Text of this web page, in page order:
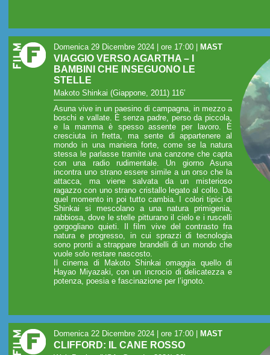
Domenica 29 Dicembre 2024 | ore 17:00 MAST
VIAGGIO VERSO AGARTHA – I
BAMBINI CHE INSEGUONO LE
STELLE
Makoto Shinkai (Giappone, 2011) 116’
Asuna vive in un paesino di campagna, in mezzo a
boschi e vallate. È senza padre, perso da piccola,
e la mamma è spesso assente per lavoro. È
cresciuta in fretta, ma sente di appartenere al
mondo in una maniera forte, come se la natura
stessa le parlasse tramite una canzone che capta
con una radio rudimentale. Un giorno Asuna
incontra uno strano essere simile a un orso che la
attacca, ma viene salvata da un misterioso
ragazzo con uno strano cristallo legato al collo. Da
quel momento in poi tutto cambia. I colori tipici di
Shinkai si mescolano a una natura primigenia,
rabbiosa, dove le stelle pitturano il cielo e i ruscelli
gorgogliano quieti. Il film vive del contrasto fra
natura e progresso, in cui sprazzi di tecnologia
sono pronti a strappare brandelli di un mondo che
vuole solo restare nascosto.
Il cinema di Makoto Shinkai omaggia quello di
Hayao Miyazaki, con un incrocio di delicatezza e
potenza, poesia e fascinazione per l’ignoto.
Domenica 22 Dicembre 2024 | ore 17:00 MAST
CLIFFORD: IL CANE ROSSO